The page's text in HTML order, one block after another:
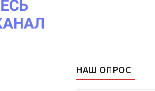
НАШ ОПРОС